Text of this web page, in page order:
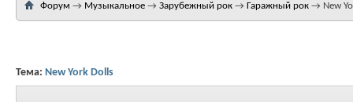
Форум → Музыкальное → Зарубежный рок → Гаражный рок → New
Тема: New York Dolls